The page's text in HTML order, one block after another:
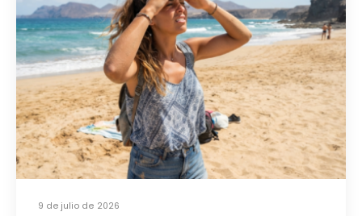
9 de julio de 2026